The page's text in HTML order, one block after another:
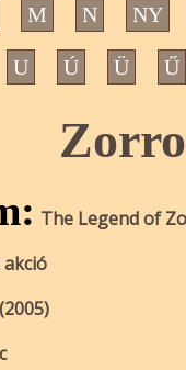
M N NY
U Ú Ü Ű
The Legend of
akció